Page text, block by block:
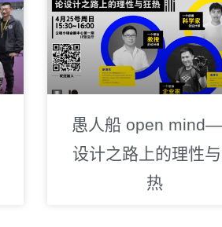
愚人船 open
设计之路上的理性
热